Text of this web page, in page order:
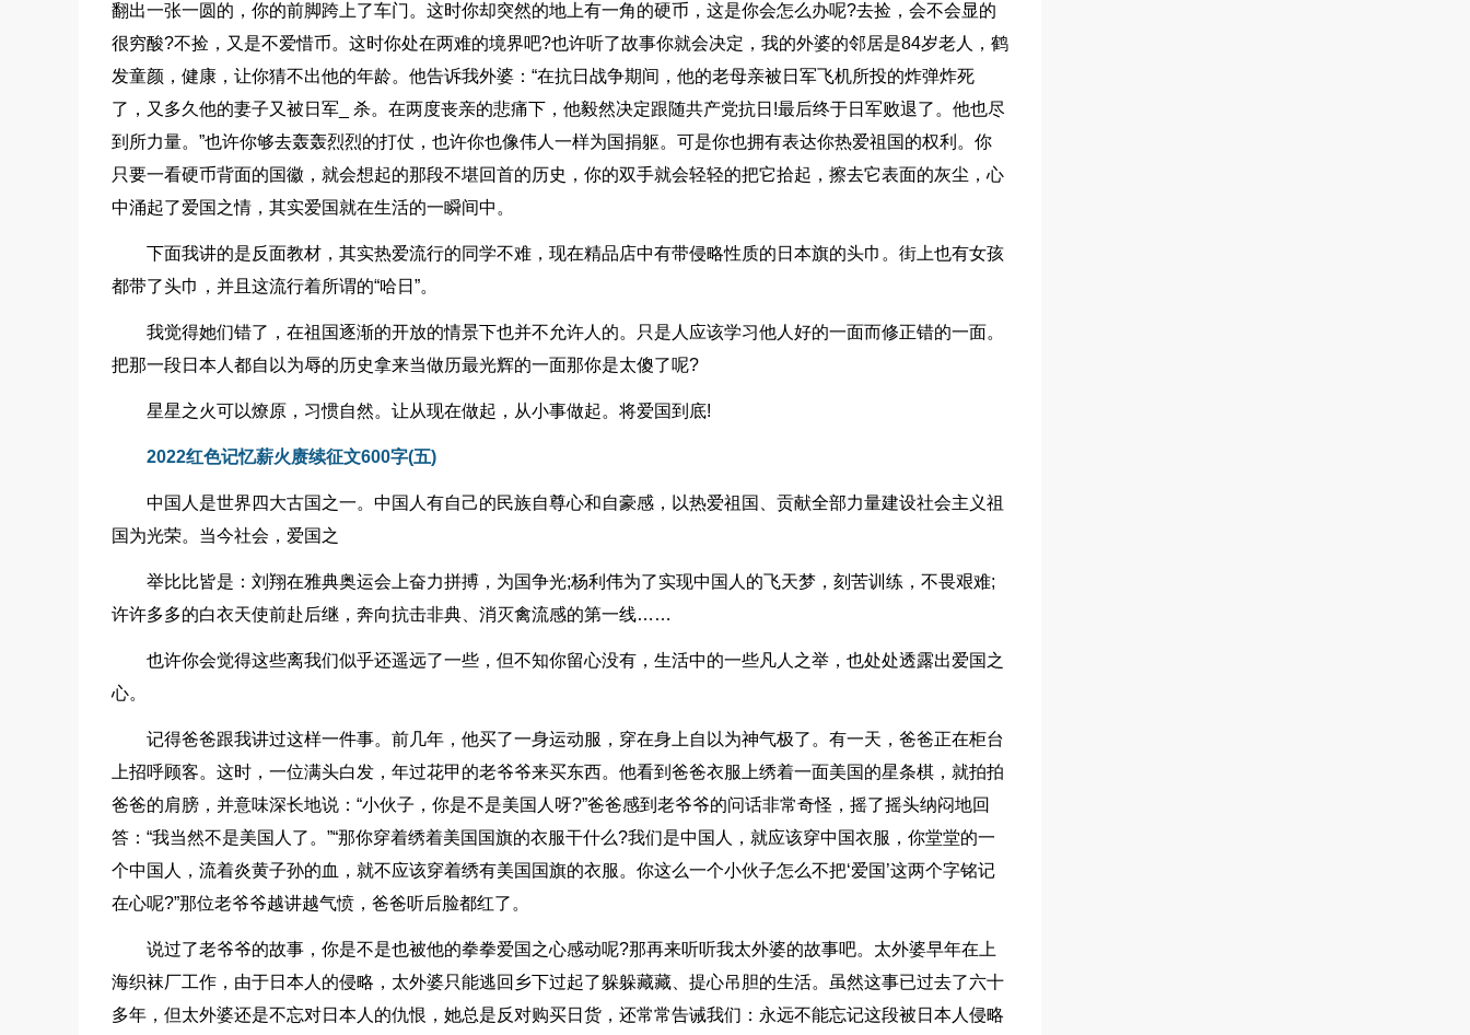
翻出一张一圆的，你的前脚跨上了车门。这时你却突然的地上有一角的硬币，这是你会怎么办呢?去捡，会不会显的
很穷酸?不捡，又是不爱惜币。这时你处在两难的境界吧?也许听了故事你就会决定，我的外婆的邻居是84岁老人，鹤
发童颜，健康，让你猜不出他的年龄。他告诉我外婆：“在抗日战争期间，他的老母亲被日军飞机所投的炸弹炸死
了，又多久他的妻子又被日军_ 杀。在两度丧亲的悲痛下，他毅然决定跟随共产党抗日!最后终于日军败退了。他也尽
到所力量。”也许你够去轰轰烈烈的打仗，也许你也像伟人一样为国捐躯。可是你也拥有表达你热爱祖国的权利。你
只要一看硬币背面的国徽，就会想起的那段不堪回首的历史，你的双手就会轻轻的把它拾起，擦去它表面的灰尘，心
中涌起了爱国之情，其实爱国就在生活的一瞬间中。
下面我讲的是反面教材，其实热爱流行的同学不难，现在精品店中有带侵略性质的日本旗的头巾。街上也有女孩
都带了头巾，并且这流行着所谓的“哈日”。
我觉得她们错了，在祖国逐渐的开放的情景下也并不允许人的。只是人应该学习他人好的一面而修正错的一面。
把那一段日本人都自以为辱的历史拿来当做历最光辉的一面那你是太傻了呢?
星星之火可以燎原，习惯自然。让从现在做起，从小事做起。将爱国到底!
2022红色记忆薪火赓续征文600字(五)
中国人是世界四大古国之一。中国人有自己的民族自尊心和自豪感，以热爱祖国、贡献全部力量建设社会主义祖
国为光荣。当今社会，爱国之
举比比皆是：刘翔在雅典奥运会上奋力拼搏，为国争光;杨利伟为了实现中国人的飞天梦，刻苦训练，不畏艰难;
许许多多的白衣天使前赴后继，奔向抗击非典、消灭禽流感的第一线……
也许你会觉得这些离我们似乎还遥远了一些，但不知你留心没有，生活中的一些凡人之举，也处处透露出爱国之
心。
记得爸爸跟我讲过这样一件事。前几年，他买了一身运动服，穿在身上自以为神气极了。有一天，爸爸正在柜台
上招呼顾客。这时，一位满头白发，年过花甲的老爷爷来买东西。他看到爸爸衣服上绣着一面美国的星条棋，就拍拍
爸爸的肩膀，并意味深长地说：“小伙子，你是不是美国人呀?”爸爸感到老爷爷的问话非常奇怪，摇了摇头纳闷地回
答：“我当然不是美国人了。”“那你穿着绣着美国国旗的衣服干什么?我们是中国人，就应该穿中国衣服，你堂堂的一
个中国人，流着炎黄子孙的血，就不应该穿着绣有美国国旗的衣服。你这么一个小伙子怎么不把‘爱国’这两个字铭记
在心呢?”那位老爷爷越讲越气愤，爸爸听后脸都红了。
说过了老爷爷的故事，你是不是也被他的拳拳爱国之心感动呢?那再来听听我太外婆的故事吧。太外婆早年在上
海织袜厂工作，由于日本人的侵略，太外婆只能逃回乡下过起了躲躲藏藏、提心吊胆的生活。虽然这事已过去了六十
多年，但太外婆还是不忘对日本人的仇恨，她总是反对购买日货，还常常告诫我们：永远不能忘记这段被日本人侵略